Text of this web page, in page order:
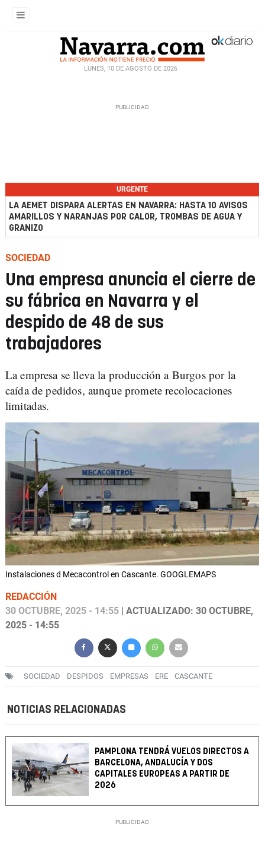
LUNES, 10 DE AGOSTO DE 2026
URGENTE
LA AEMET DISPARA ALERTAS EN NAVARRA: HASTA 10 AVISOS
AMARILLOS Y NARANJAS POR CALOR, TROMBAS DE AGUA Y
GRANIZO
SOCIEDAD
Una empresa anuncia el cierre de
su fábrica en Navarra y el
despido de 48 de sus
trabajadores
La empresa se lleva la producción a Burgos por la
caída de pedidos, aunque promete recolocaciones
limitadas.
Instalaciones d Mecacontrol en Cascante. GOOGLEMAPS
REDACCIÓN
30 OCTUBRE, 2025 - 14:55 | ACTUALIZADO: 30 OCTUBRE,
2025 - 14:55
SOCIEDAD DESPIDOS EMPRESAS ERE CASCANTE
NOTICIAS RELACIONADAS
PAMPLONA TENDRÁ VUELOS DIRECTOS A
BARCELONA, ANDALUCÍA Y DOS
CAPITALES EUROPEAS A PARTIR DE
2026